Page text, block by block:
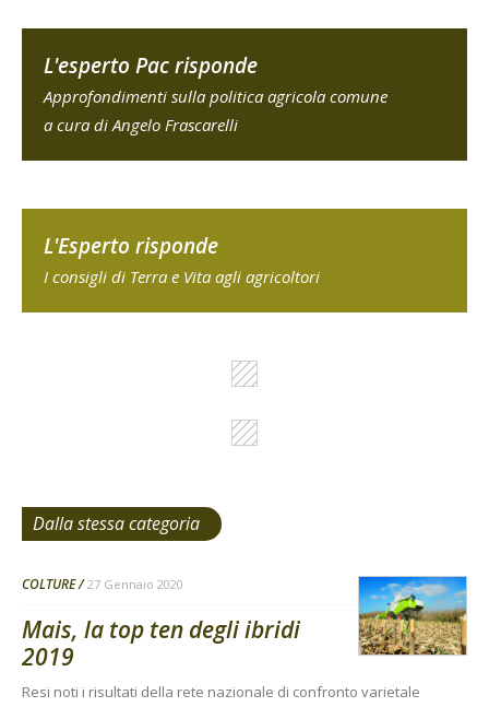
L'esperto Pac risponde
Approfondimenti sulla politica agricola comune
a cura di Angelo Frascarelli
L'Esperto risponde
I consigli di Terra e Vita agli agricoltori
Dalla stessa categoria
COLTURE 27 Gennaio 2020
Mais, la top ten degli ibridi
2019
Resi noti i risultati della rete nazionale di confronto varietale